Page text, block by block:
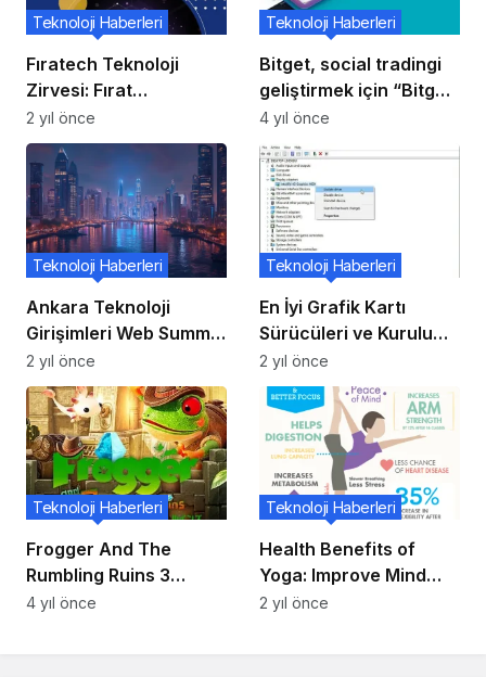
Fıratech Teknoloji
Zirvesi: Fırat
Üniversitesi’nde
Yenilikler
Teknoloji Haberleri
2 yıl önce
Bitget, social tradingi
geliştirmek için “Bitget
Insights”ı başlattı
Teknoloji Haberleri
4 yıl önce
Ankara Teknoloji
Girişimleri Web Summit
2024’e Katılıyor
Teknoloji Haberleri
2 yıl önce
En İyi Grafik Kartı
Sürücüleri ve Kurulum
Rehberi
Teknoloji Haberleri
2 yıl önce
Frogger And The
Rumbling Ruins 3
Haziranda Sizlerle
Teknoloji Haberleri
4 yıl önce
Health Benefits of
Yoga: Improve Mind
and Body Wellness
Teknoloji Haberleri
2 yıl önce